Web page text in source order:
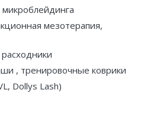
мезотерапия,
, тренировочные коврики
Dollys Lash)